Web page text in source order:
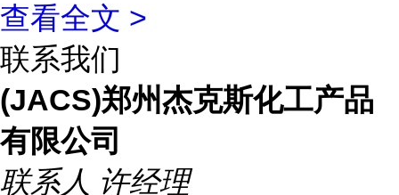
查看全文 >
联系我们
(JACS)郑州杰克斯化工产品
有限公司
联系人 许经理